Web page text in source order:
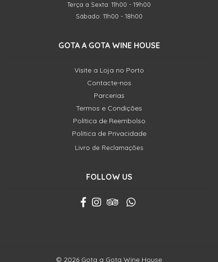
Terça a Sexta: 11h00 - 19h00
Sábado: 11h00 - 18h00
GOTA A GOTA WINE HOUSE
Visite a Loja no Porto
Contacte-nos
Parcerias
Termos e Condições
Política de Reembolso
Política de Privacidade
Livro de Reclamações
FOLLOW US
© 2026 Gota a Gota Wine House